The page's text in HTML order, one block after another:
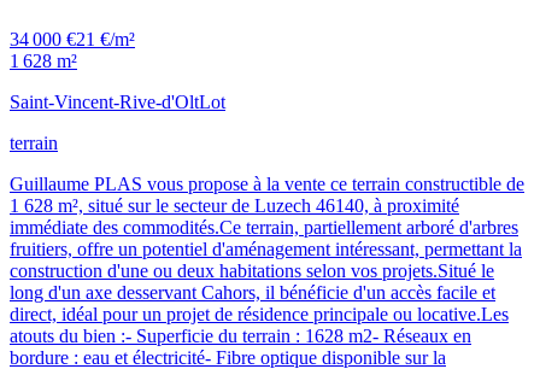
34 000 €21 €/m²
1 628 m²
Saint-Vincent-Rive-d'OltLot
terrain
Guillaume PLAS vous propose à la vente ce terrain constructible de
1 628 m², situé sur le secteur de Luzech 46140, à proximité
immédiate des commodités.Ce terrain, partiellement arboré d'arbres
fruitiers, offre un potentiel d'aménagement intéressant, permettant la
construction d'une ou deux habitations selon vos projets.Situé le
long d'un axe desservant Cahors, il bénéficie d'un accès facile et
direct, idéal pour un projet de résidence principale ou locative.Les
atouts du bien :- Superficie du terrain : 1628 m2- Réseaux en
bordure : eau et électricité- Fibre optique disponible sur la